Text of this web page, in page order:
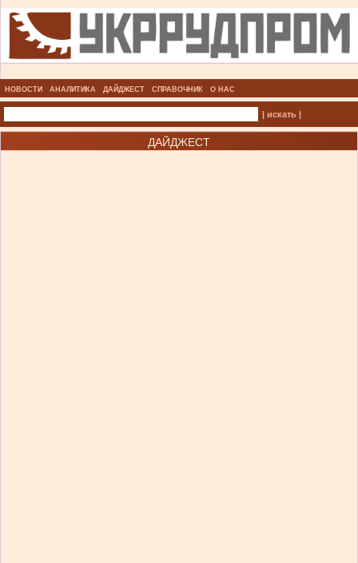
НОВОСТИ АНАЛИТИКА ДАЙДЖЕСТ СПРАВОЧНИК О НАС
| искать |
ДАЙДЖЕСТ